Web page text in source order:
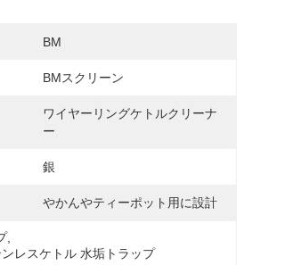
BM
BMスクリーン
ワイヤーリングケトルクリーナ
ー
銀
やかんやティーポット用に設計
,
ンレスケトル 水垢トラップ